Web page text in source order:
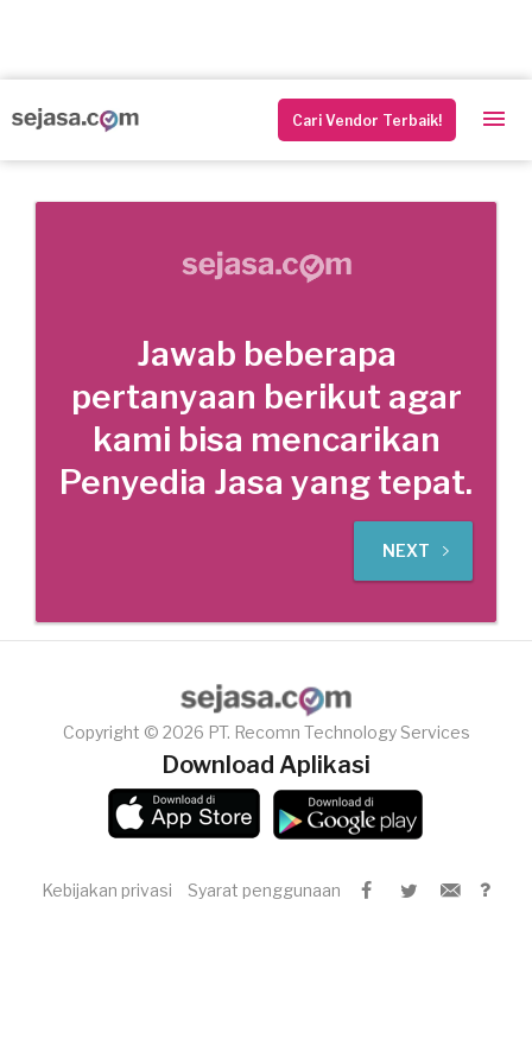
Cari Vendor Terbaik!
Jawab beberapa
pertanyaan berikut agar
kami bisa mencarikan
Penyedia Jasa yang tepat.
NEXT
Copyright © 2026 PT. Recomn Technology Services
Download Aplikasi
Kebijakan privasi Syarat penggunaan